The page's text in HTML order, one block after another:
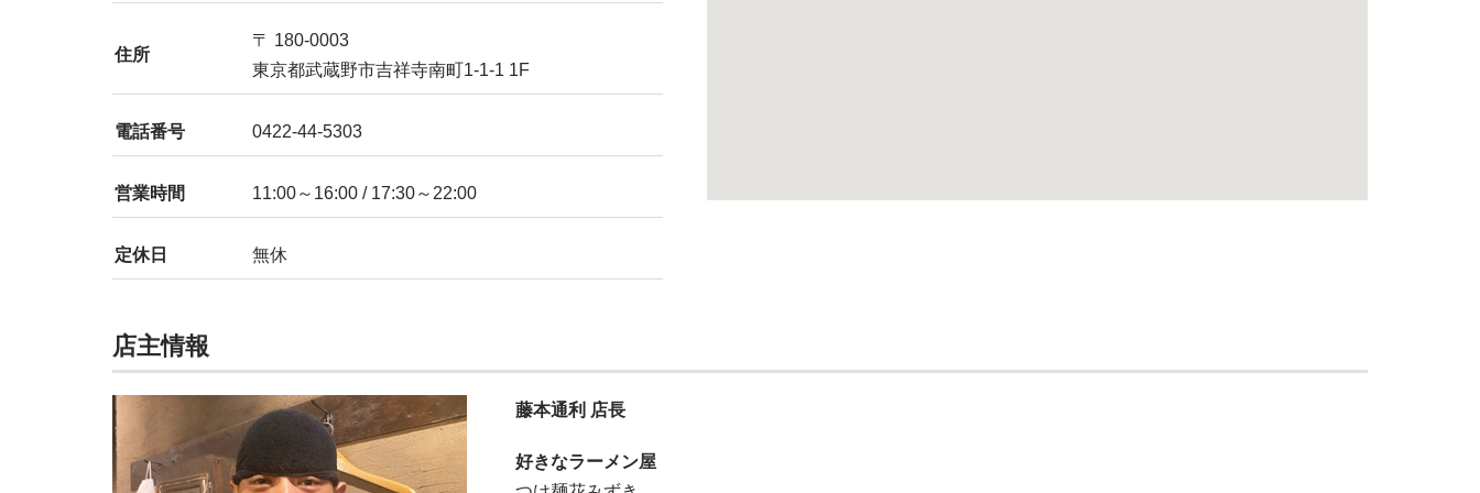
住所
〒 180-0003
東京都武蔵野市吉祥寺南町1-1-1 1F
電話番号 0422-44-5303
営業時間 11:00～16:00 / 17:30～22:00
定休日 無休
店主情報
藤本通利 店長
好きなラーメン屋